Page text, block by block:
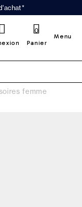
Panier
0
Menu
femme